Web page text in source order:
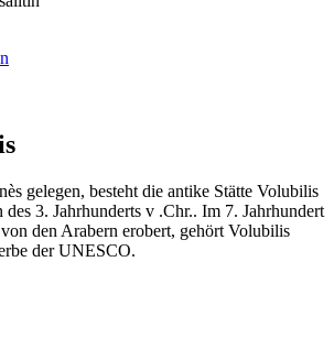
gelegen, besteht die antike Stätte Volubilis
des 3. Jahrhunderts v .Chr.. Im 7. Jahrhundert
den Arabern erobert, gehört Volubilis
der UNESCO.